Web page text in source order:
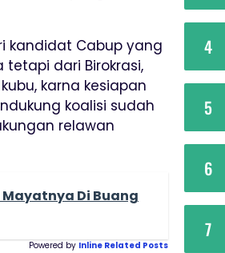
kandidat Cabup yang
dari Birokrasi,
karna kesiapan
koalisi sudah
relawan
Di Buang
Powered by Inline Related Posts
4
5
6
7